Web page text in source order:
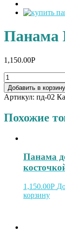
1,150.00Р
Добавить в корзину
Артикул: пд-02
Похожие
Панама
1,150.00Р
корзину